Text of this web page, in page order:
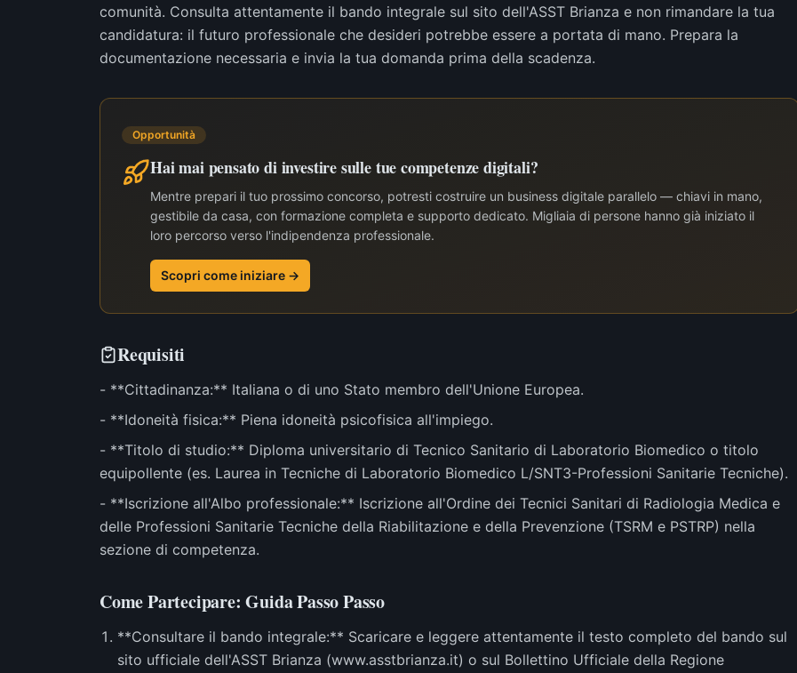
comunità. Consulta attentamente il bando integrale sul sito dell'ASST Brianza e non rimandare la tua
candidatura: il futuro professionale che desideri potrebbe essere a portata di mano. Prepara la
documentazione necessaria e invia la tua domanda prima della scadenza.
Opportunità
Hai mai pensato di investire sulle tue competenze digitali?
Mentre prepari il tuo prossimo concorso, potresti costruire un business digitale parallelo — chiavi in mano,
gestibile da casa, con formazione completa e supporto dedicato. Migliaia di persone hanno già iniziato il
loro percorso verso l'indipendenza professionale.
Scopri come iniziare →
Requisiti
- **Cittadinanza:** Italiana o di uno Stato membro dell'Unione Europea.
- **Idoneità fisica:** Piena idoneità psicofisica all'impiego.
- **Titolo di studio:** Diploma universitario di Tecnico Sanitario di Laboratorio Biomedico o titolo
equipollente (es. Laurea in Tecniche di Laboratorio Biomedico L/SNT3-Professioni Sanitarie Tecniche).
- **Iscrizione all'Albo professionale:** Iscrizione all'Ordine dei Tecnici Sanitari di Radiologia Medica e
delle Professioni Sanitarie Tecniche della Riabilitazione e della Prevenzione (TSRM e PSTRP) nella
sezione di competenza.
Come Partecipare: Guida Passo Passo
**Consultare il bando integrale:** Scaricare e leggere attentamente il testo completo del bando sul
sito ufficiale dell'ASST Brianza (www.asstbrianza.it) o sul Bollettino Ufficiale della Regione